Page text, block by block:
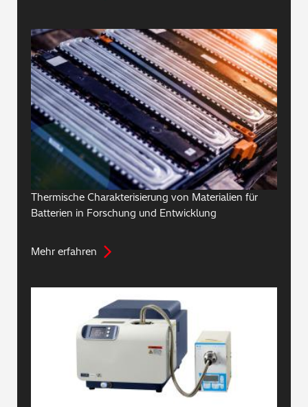
Thermische Charakterisierung von Materialien für
Batterien in Forschung und Entwicklung
Mehr erfahren